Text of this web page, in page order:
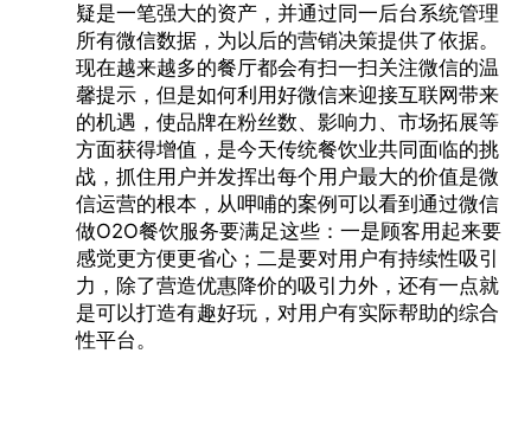
疑是一笔强大的资产，并通过同一后台系统管理
所有微信数据，为以后的营销决策提供了依据。
现在越来越多的餐厅都会有扫一扫关注微信的温
馨提示，但是如何利用好微信来迎接互联网带来
的机遇，使品牌在粉丝数、影响力、市场拓展等
方面获得增值，是今天传统餐饮业共同面临的挑
战，抓住用户并发挥出每个用户最大的价值是微
信运营的根本，从呷哺的案例可以看到通过微信
做O2O餐饮服务要满足这些：一是顾客用起来要
感觉更方便更省心；二是要对用户有持续性吸引
力，除了营造优惠降价的吸引力外，还有一点就
是可以打造有趣好玩，对用户有实际帮助的综合
性平台。